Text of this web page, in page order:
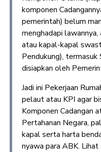
komponen
pemerintah) belum
menghadapi
atau kapal-kapal
Pendukung),
disiapkan oleh
Jadi ini Pekerjaan
pelaut atau KPI agar
Komponen Cadangan
Pertahanan Negara,
kapal serta harta
nyawa para ABK.